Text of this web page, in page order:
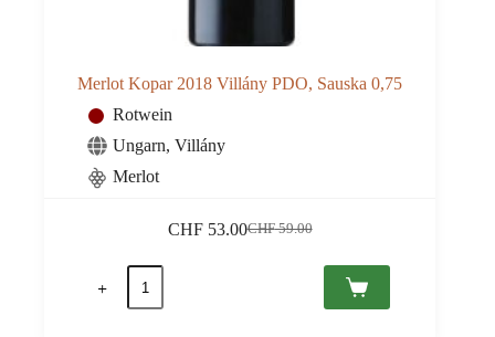
Merlot Kopar 2018 Villány PDO, Sauska 0,75
Rotwein
Ungarn, Villány
Merlot
CHF59.00
Ursprünglicher
CHF53.00Aktueller
Merlot
Kopar
2018